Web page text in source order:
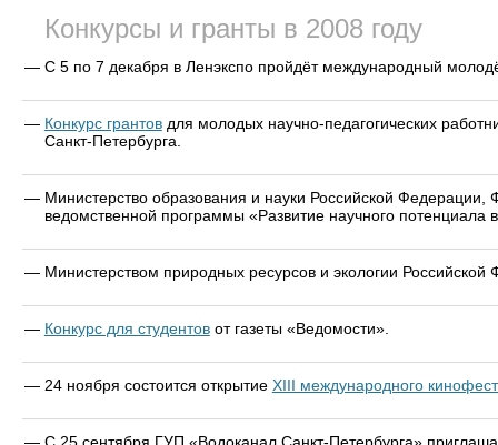
Конкурсы и гранты в 2008 году
— С 5 по 7 декабря в Ленэкспо пройдёт международный
— Конкурс грантовдля молодых научно-педагогических
Санкт-Петербурга.
— Министерство образования и науки Российской
ведомственной программы «Развитие научного
— Министерством природных ресурсов и экологии
— Конкурс для студентовот газеты «Ведомости».
— 24 ноября состоится открытие XIII международного